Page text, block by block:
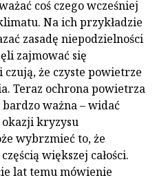
coś czego wcześniej
Na ich przykładzie
zasadę niepodzielności
zajmować się
że czyste powietrze
Teraz ochrona powietrza
bardzo ważna – widać
okazji kryzysu
wybrzmieć to, że
większej całości.
lat temu mówienie